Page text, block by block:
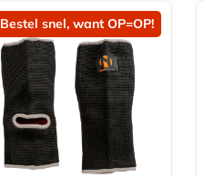
Bestel snel, want OP=OP!